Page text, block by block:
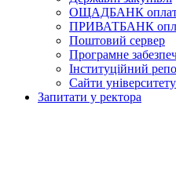
ОЩАДБАНК
ПРИВАТБАНК
Поштовий сервер
Програмне
Інституційний
Сайти університету
Запитати у ректора